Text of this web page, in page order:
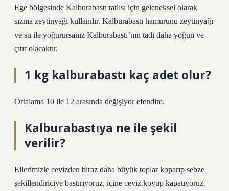
Ege bölgesinde Kalburabastı tatlısı için geleneksel olarak
sızma zeytinyağı kullanılır. Kalburabastı hamurunu zeytinyağı
ve su ile yoğurursanız Kalburabastı’nın tadı daha yoğun ve
çıtır olacaktır.
1 kg kalburabastı kaç adet olur?
Ortalama 10 ile 12 arasında değişiyor efendim.
Kalburabastıya ne ile şekil
verilir?
Ellerimizle cevizden biraz daha büyük toplar koparıp sebze
şekillendiriciye bastırıyoruz, içine ceviz koyup kapatıyoruz.